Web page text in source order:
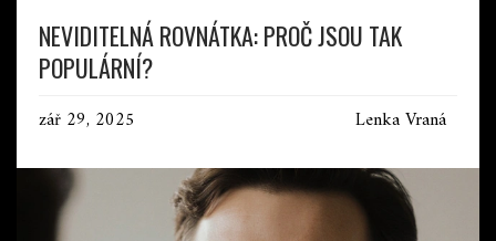
NEVIDITELNÁ ROVNÁTKA: PROČ JSOU TAK
POPULÁRNÍ?
zář 29, 2025 Lenka Vraná